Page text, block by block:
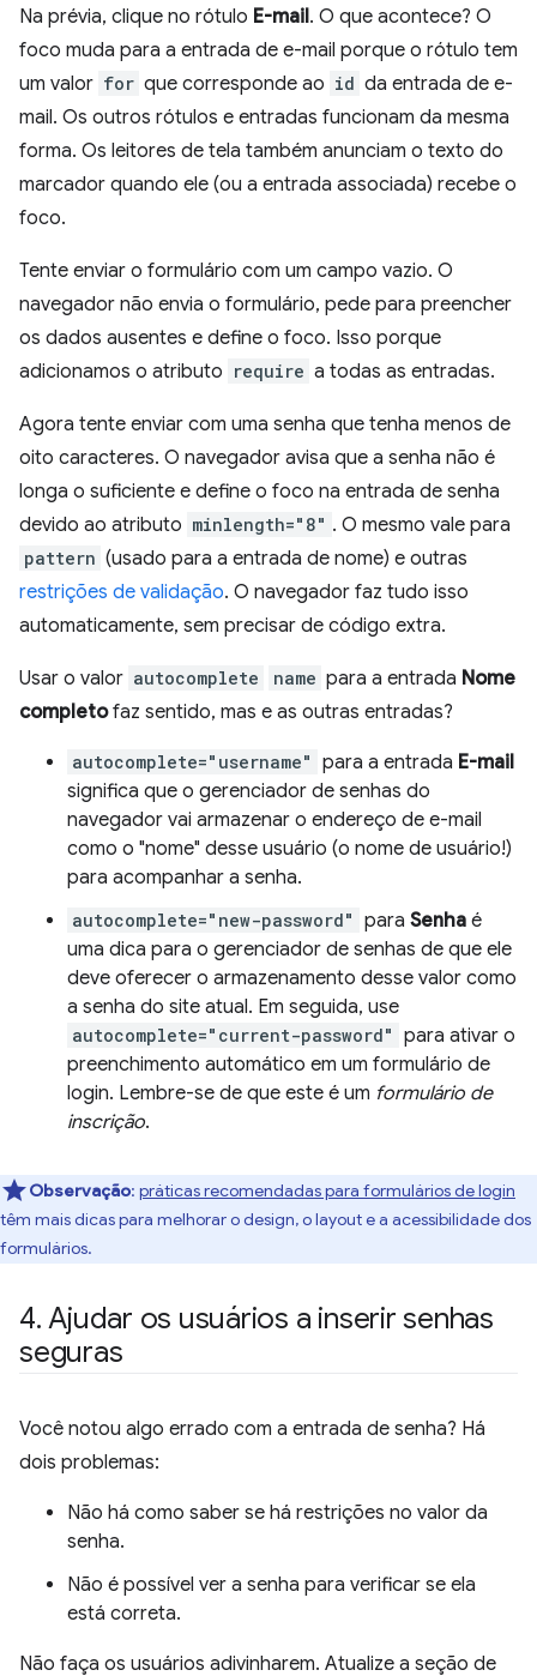
Na prévia, clique no rótulo E-mail. O que acontece? O
foco muda para a entrada de e-mail porque o rótulo tem
um valor for que corresponde ao id da entrada de e-
mail. Os outros rótulos e entradas funcionam da mesma
forma. Os leitores de tela também anunciam o texto do
marcador quando ele (ou a entrada associada) recebe o
foco.
Tente enviar o formulário com um campo vazio. O
navegador não envia o formulário, pede para preencher
os dados ausentes e define o foco. Isso porque
adicionamos o atributo require a todas as entradas.
Agora tente enviar com uma senha que tenha menos de
oito caracteres. O navegador avisa que a senha não é
longa o suficiente e define o foco na entrada de senha
devido ao atributo minlength="8" . O mesmo vale para
pattern (usado para a entrada de nome) e outras
restrições de validação. O navegador faz tudo isso
automaticamente, sem precisar de código extra.
Usar o valor autocomplete name para a entrada Nome
completofaz sentido, mas e as outras entradas?
autocomplete="username" para a entrada E-mail
significa que o gerenciador de senhas do
navegador vai armazenar o endereço de e-mail
como o "nome" desse usuário (o nome de usuário!)
para acompanhar a senha.
autocomplete="new-password" para Senha é
uma dica para o gerenciador de senhas de que ele
deve oferecer o armazenamento desse valor como
a senha do site atual. Em seguida, use
autocomplete="current-password" para ativar o
preenchimento automático em um formulário de
login. Lembre-se de que este é um formulário de
inscrição.
Observação: práticas recomendadas para formulários de login
têm mais dicas para melhorar o design, o layout e a acessibilidade dos
formulários.
4. Ajudar os usuários a inserir senhas
seguras
Você notou algo errado com a entrada de senha? Há
dois problemas:
Não há como saber se há restrições no valor da
senha.
Não é possível ver a senha para verificar se ela
está correta.
Não faça os usuários adivinharem. Atualize a seção de